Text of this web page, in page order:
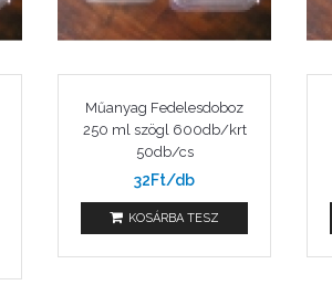
Műanyag Fedelesdoboz
250 ml szögl 600db/krt
50db/cs
32Ft/db
KOSÁRBA TESZ